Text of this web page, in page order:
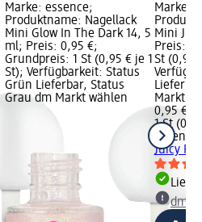
Marke: essence;
Produktname: Nagellack
Mini Glow In The Dark 14, 5
ml; Preis: 0,95 €;
Grundpreis: 1 St (0,95 € je 1
St); Verfügbarkeit: Status
Grün Lieferbar, Status
Grau dm Markt wählen
Marke:
Mini
Preis:
St (0,95
Markt
0,95 €
1 St
essence
Juicy
dm